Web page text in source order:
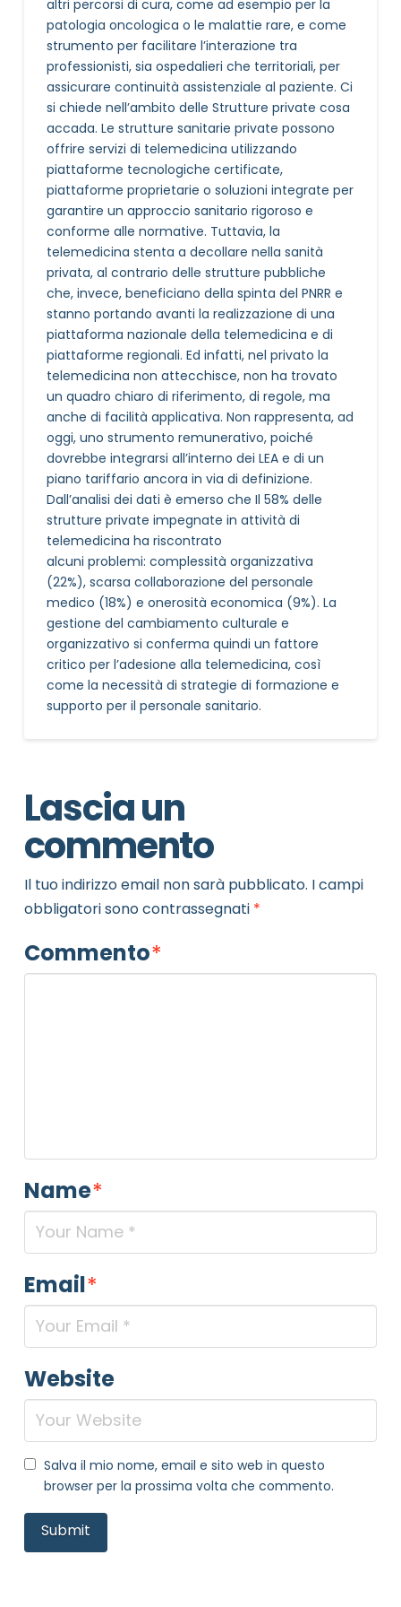
altri percorsi di cura, come ad esempio per la
patologia oncologica o le malattie rare, e come
strumento per facilitare l’interazione tra
professionisti, sia ospedalieri che territoriali, per
assicurare continuità assistenziale al paziente. Ci
si chiede nell’ambito delle Strutture private cosa
accada. Le strutture sanitarie private possono
offrire servizi di telemedicina utilizzando
piattaforme tecnologiche certificate,
piattaforme proprietarie o soluzioni integrate per
garantire un approccio sanitario rigoroso e
conforme alle normative. Tuttavia, la
telemedicina stenta a decollare nella sanità
privata, al contrario delle strutture pubbliche
che, invece, beneficiano della spinta del PNRR e
stanno portando avanti la realizzazione di una
piattaforma nazionale della telemedicina e di
piattaforme regionali. Ed infatti, nel privato la
telemedicina non attecchisce, non ha trovato
un quadro chiaro di riferimento, di regole, ma
anche di facilità applicativa. Non rappresenta, ad
oggi, uno strumento remunerativo, poiché
dovrebbe integrarsi all’interno dei LEA e di un
piano tariffario ancora in via di definizione.
Dall’analisi dei dati è emerso che Il 58% delle
strutture private impegnate in attività di
telemedicina ha riscontrato
alcuni problemi: complessità organizzativa
(22%), scarsa collaborazione del personale
medico (18%) e onerosità economica (9%). La
gestione del cambiamento culturale e
organizzativo si conferma quindi un fattore
critico per l’adesione alla telemedicina, così
come la necessità di strategie di formazione e
supporto per il personale sanitario.
Lascia un
commento
Il tuo indirizzo email non sarà pubblicato. I campi
obbligatori sono contrassegnati *
Commento*
Name*
Email*
Website
Salva il mio nome, email e sito web in questo
browser per la prossima volta che commento.
NOME STRUTTURA
MAIL REFERENTE*
MOTIVO DEL CONTATTO